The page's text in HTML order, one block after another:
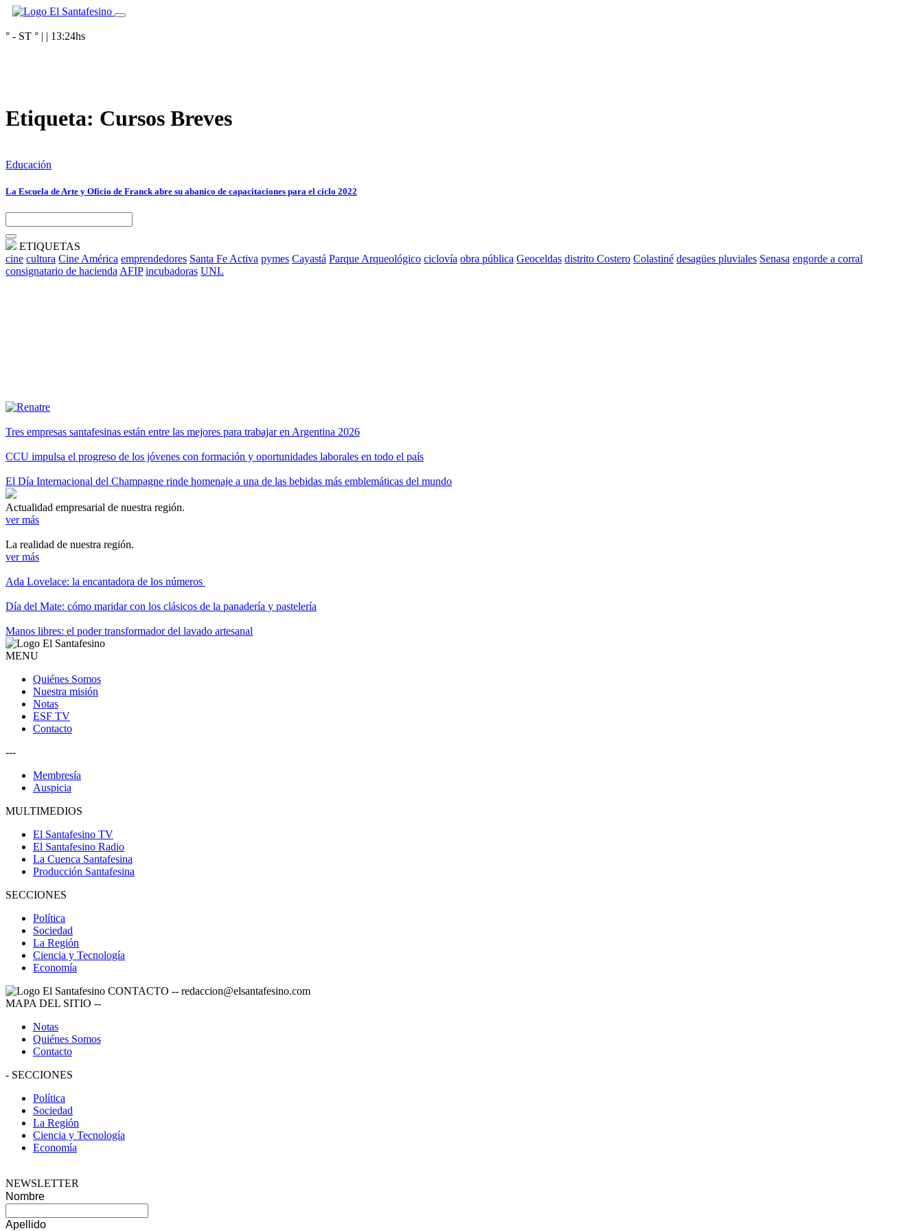
° - ST ° | | 13:24hs
Etiqueta: Cursos Breves
Educación
La Escuela de Arte y Oficio de Franck abre su abanico de capacitaciones para el ciclo 2022
ETIQUETAS
cine cultura Cine América emprendedores Santa Fe Activa pymes Cayastá Parque Arqueológico ciclovía obra pública Geoceldas distrito Costero Colastiné desagües pluviales Senasa engorde a corral
consignatario de hacienda AFIP incubadoras UNL
Tres empresas santafesinas están entre las mejores para trabajar en Argentina 2026
CCU impulsa el progreso de los jóvenes con formación y oportunidades laborales en todo el país
El Día Internacional del Champagne rinde homenaje a una de las bebidas más emblemáticas del mundo
Actualidad empresarial de nuestra región.
ver más
La realidad de nuestra región.
ver más
Ada Lovelace: la encantadora de los números
Día del Mate: cómo maridar con los clásicos de la panadería y pastelería
Manos libres: el poder transformador del lavado artesanal
MENU
Quiénes Somos
Nuestra misión
Notas
ESF TV
Contacto
---
Membresía
Auspicia
MULTIMEDIOS
El Santafesino TV
El Santafesino Radio
La Cuenca Santafesina
Producción Santafesina
SECCIONES
Política
Sociedad
La Región
Ciencia y Tecnología
Economía
CONTACTO -- redaccion@elsantafesino.com
MAPA DEL SITIO --
Notas
Quiénes Somos
Contacto
- SECCIONES
Política
Sociedad
La Región
Ciencia y Tecnología
Economía
NEWSLETTER
Nombre
Apellido